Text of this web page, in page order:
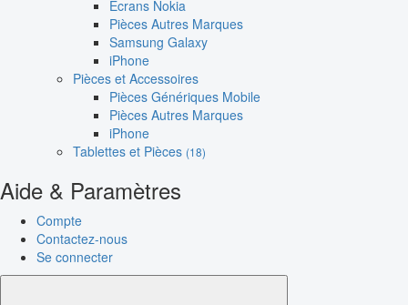
Écrans Nokia
Pièces Autres Marques
Samsung Galaxy
iPhone
Pièces et Accessoires
Pièces Génériques Mobile
Pièces Autres Marques
iPhone
Tablettes et Pièces (18)
Aide & Paramètres
Compte
Contactez-nous
Se connecter